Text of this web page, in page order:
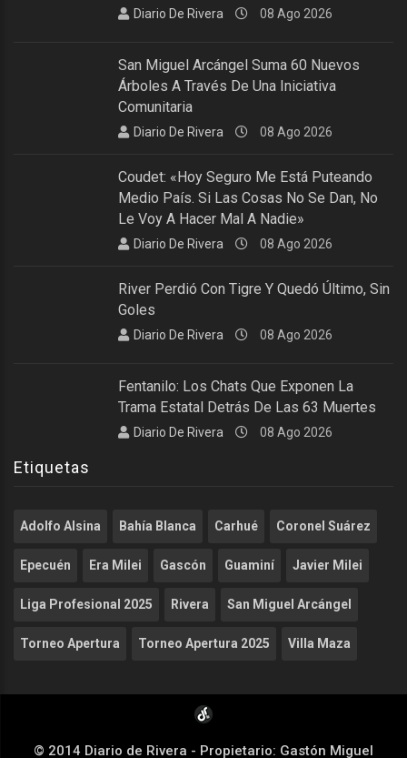
Diario De Rivera 08 Ago 2026
San Miguel Arcángel Suma 60 Nuevos
Árboles A Través De Una Iniciativa
Comunitaria
Diario De Rivera 08 Ago 2026
Coudet: «Hoy Seguro Me Está Puteando
Medio País. Si Las Cosas No Se Dan, No
Le Voy A Hacer Mal A Nadie»
Diario De Rivera 08 Ago 2026
River Perdió Con Tigre Y Quedó Último, Sin
Goles
Diario De Rivera 08 Ago 2026
Fentanilo: Los Chats Que Exponen La
Trama Estatal Detrás De Las 63 Muertes
Diario De Rivera 08 Ago 2026
Etiquetas
Adolfo Alsina Bahía Blanca Carhué Coronel Suárez
Epecuén Era Milei Gascón Guaminí Javier Milei
Liga Profesional 2025 Rivera San Miguel Arcángel
Torneo Apertura Torneo Apertura 2025 Villa Maza
© 2014 Diario de Rivera - Propietario: Gastón Miguel